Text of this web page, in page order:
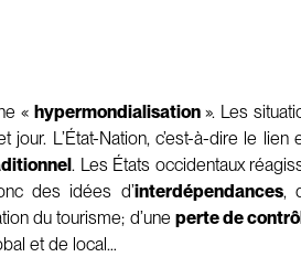
« hypermondialisation». Les
L’État-Nation, c’est-à-dire le lien
. Les États occidentaux
des idées d’interdépendances,
du tourisme; d’une perte de
et de local…